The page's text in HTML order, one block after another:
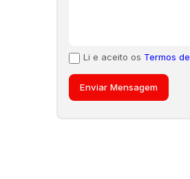
Li e aceito os Termos